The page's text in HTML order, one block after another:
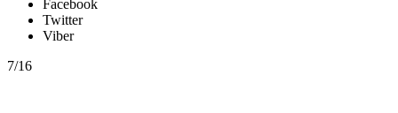
Facebook
Twitter
Viber
7/16